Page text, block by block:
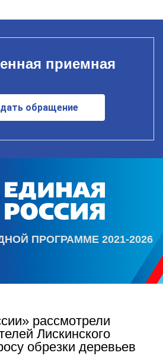
приемная
обращение
ПРОГРАММЕ 2021-2026
рассмотрели
Лискинского
обрезки деревьев